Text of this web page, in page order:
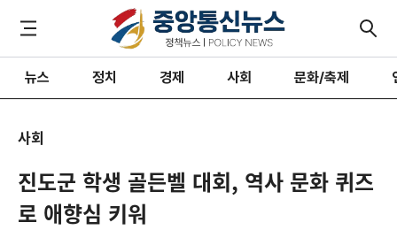
뉴스 정치 경제 사회 문화/축제
사회
진도군 학생 골든벨 대회, 역사 문화 퀴즈
로 애향심 키워